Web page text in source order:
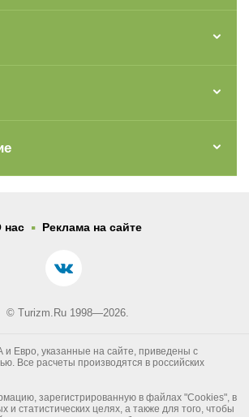
нас . Реклама на сайте
© Turizm.Ru 1998—2026.
Евро, указанные на сайте, приведены с
Все расчеты производятся в российских
зарегистрированную в файлах "Cookies", в
и статистических целях, а также для того, чтобы